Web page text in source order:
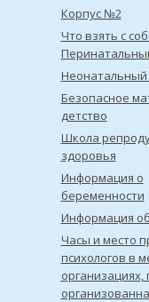
Корпус №2
Что взять с
Неонатальный
Безопасное
детство
Школа
здоровья
Информация о
беременности
Информация
Часы и место
психологов в
организациях,